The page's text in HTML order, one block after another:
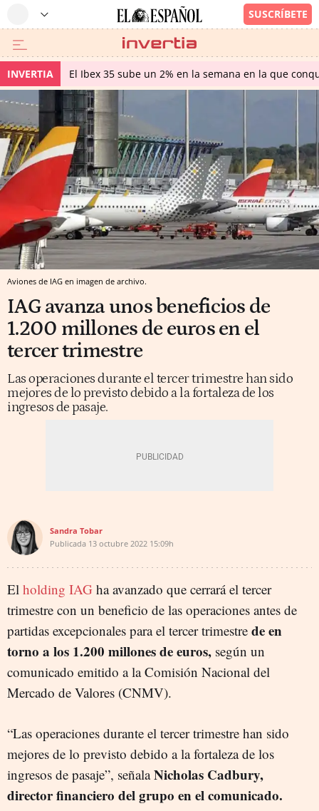
INVERTIA El Ibex 35 sube un 2% en la semana en la que
Aviones de IAG en imagen de archivo.
IAG avanza unos beneficios de
1.200 millones de euros en el
tercer trimestre
Las operaciones durante el tercer trimestre han sido
mejores de lo previsto debido a la fortaleza de los
ingresos de pasaje.
Sandra Tobar
Publicada 13 octubre 2022 15:09h
El holding IAG ha avanzado que cerrará el tercer
trimestre con un beneficio de las operaciones antes de
partidas excepcionales para el tercer trimestre de en
torno a los 1.200 millones de euros, según un
comunicado emitido a la Comisión Nacional del
Mercado de Valores (CNMV).
“Las operaciones durante el tercer trimestre han sido
mejores de lo previsto debido a la fortaleza de los
ingresos de pasaje”, señalaNicholas Cadbury,
director financiero del grupo en el comunicado.